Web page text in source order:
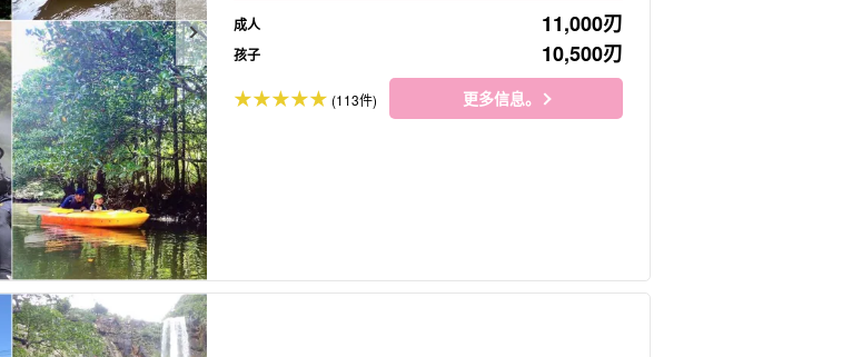
成人 11,000刃
孩子 10,500刃
(113件) 更多信息。